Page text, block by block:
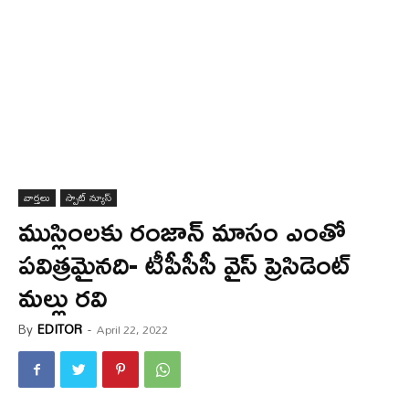
వార్త‌లు స్పాట్ న్యూస్
ముస్లింలకు రంజాన్ మాసం ఎంతో
పవిత్రమైనది- టీపీసీసీ వైస్ ప్రెసిడెంట్
మల్లు రవి
ByEDITOR - April 22, 2022